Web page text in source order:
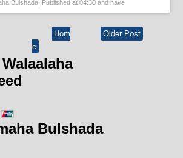
Bulshada , Published at04:30 and have
Older Post
Hom
e
Bulshada